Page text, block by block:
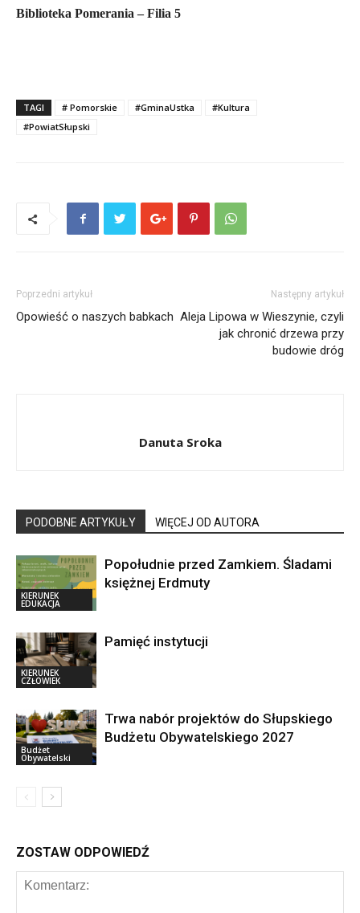
Biblioteka Pomerania – Filia 5
TAGI # Pomorskie #GminaUstka
#Kultura
#PowiatSłupski
Poprzedni artykuł
Opowieść o naszych babkach
Następny artykuł
Aleja Lipowa w Wieszynie, czyli
jak chronić drzewa przy
budowie dróg
Danuta Sroka
PODOBNE ARTYKUŁY WIĘCEJ OD AUTORA
KIERUNEK
EDUKACJA
Popołudnie przed Zamkiem. Śladami
księżnej Erdmuty
KIERUNEK
CZŁOWIEK
Pamięć instytucji
Budżet
Obywatelski
Trwa nabór projektów do Słupskiego
Budżetu Obywatelskiego 2027
ZOSTAW ODPOWIEDŹ